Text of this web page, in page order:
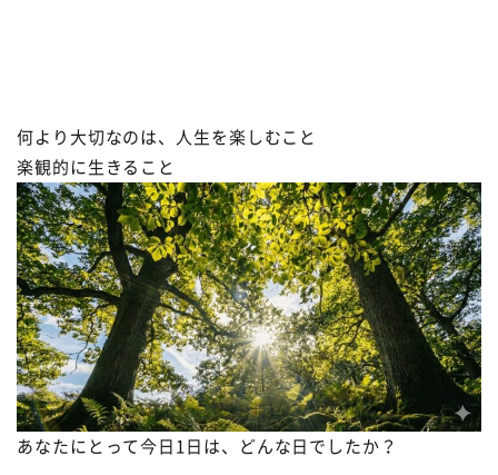
何より大切なのは、人生を楽しむこと
楽観的に生きること
あなたにとって今日1日は、どんな日でしたか？